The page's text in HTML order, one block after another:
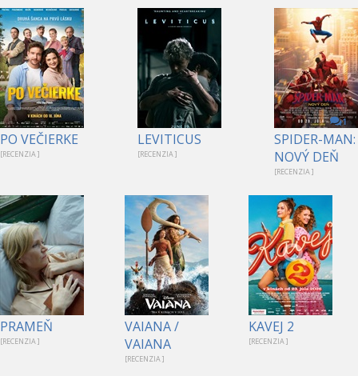
PO VEČIERKE
[RECENZIA ]
LEVITICUS
[RECENZIA ]
1
SPIDER-MAN:
NOVÝ DEŇ
[RECENZIA ]
PRAMEŇ
[RECENZIA ]
VAIANA /
VAIANA
[RECENZIA ]
KAVEJ 2
[RECENZIA ]